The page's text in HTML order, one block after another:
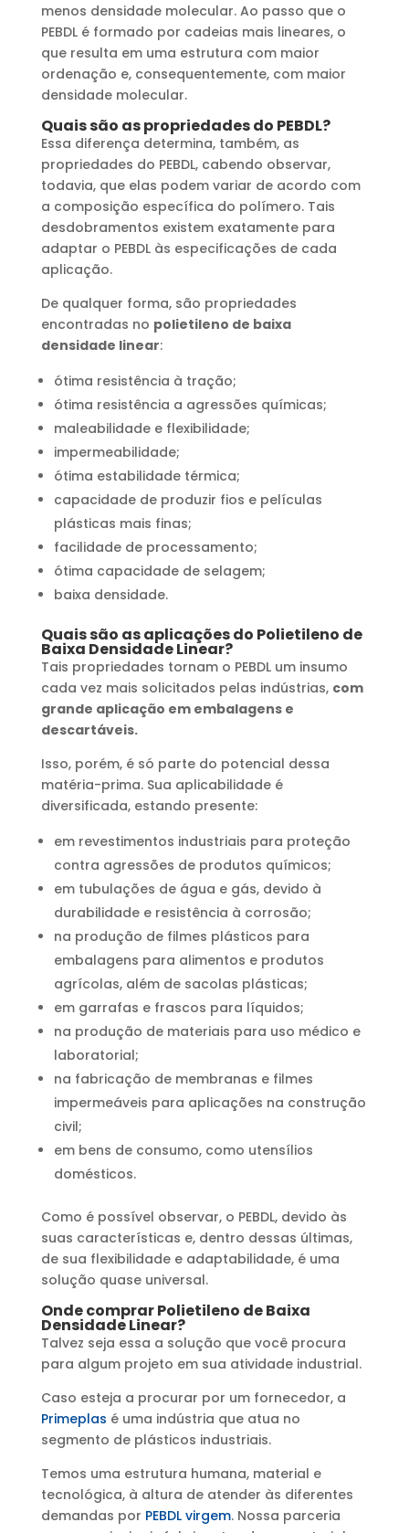
menos densidade molecular. Ao passo que o
PEBDL é formado por cadeias mais lineares, o
que resulta em uma estrutura com maior
ordenação e, consequentemente, com maior
densidade molecular.
Quais são as propriedades do PEBDL?
Essa diferença determina, também, as
propriedades do PEBDL, cabendo observar,
todavia, que elas podem variar de acordo com
a composição específica do polímero. Tais
desdobramentos existem exatamente para
adaptar o PEBDL às especificações de cada
aplicação.
De qualquer forma, são propriedades
encontradas no polietileno de baixa
densidade linear:
ótima resistência à tração;
ótima resistência a agressões químicas;
maleabilidade e flexibilidade;
impermeabilidade;
ótima estabilidade térmica;
capacidade de produzir fios e películas
plásticas mais finas;
facilidade de processamento;
ótima capacidade de selagem;
baixa densidade.
Quais são as aplicações do Polietileno de
Baixa Densidade Linear?
Tais propriedades tornam o PEBDL um insumo
cada vez mais solicitados pelas indústrias, com
grande aplicação em embalagens e
descartáveis.
Isso, porém, é só parte do potencial dessa
matéria-prima. Sua aplicabilidade é
diversificada, estando presente:
em revestimentos industriais para proteção
contra agressões de produtos químicos;
em tubulações de água e gás, devido à
durabilidade e resistência à corrosão;
na produção de filmes plásticos para
embalagens para alimentos e produtos
agrícolas, além de sacolas plásticas;
em garrafas e frascos para líquidos;
na produção de materiais para uso médico e
laboratorial;
na fabricação de membranas e filmes
impermeáveis para aplicações na construção
civil;
em bens de consumo, como utensílios
domésticos.
Como é possível observar, o PEBDL, devido às
suas características e, dentro dessas últimas,
de sua flexibilidade e adaptabilidade, é uma
solução quase universal.
Onde comprar Polietileno de Baixa
Densidade Linear?
Talvez seja essa a solução que você procura
para algum projeto em sua atividade industrial.
Caso esteja a procurar por um fornecedor, a
Primeplas é uma indústria que atua no
segmento de plásticos industriais.
Temos uma estrutura humana, material e
tecnológica, à altura de atender às diferentes
demandas por PEBDL virgem. Nossa parceria